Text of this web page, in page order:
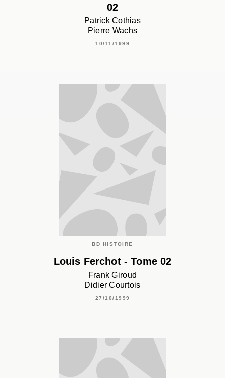
02
Patrick Cothias
Pierre Wachs
10/11/1999
BD HISTOIRE
Louis Ferchot - Tome 02
Frank Giroud
Didier Courtois
27/10/1999